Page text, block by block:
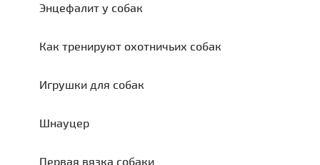
Энцефалит у собак
Как тренируют охотничьих собак
Игрушки для собак
Шнауцер
Первая вязка собаки